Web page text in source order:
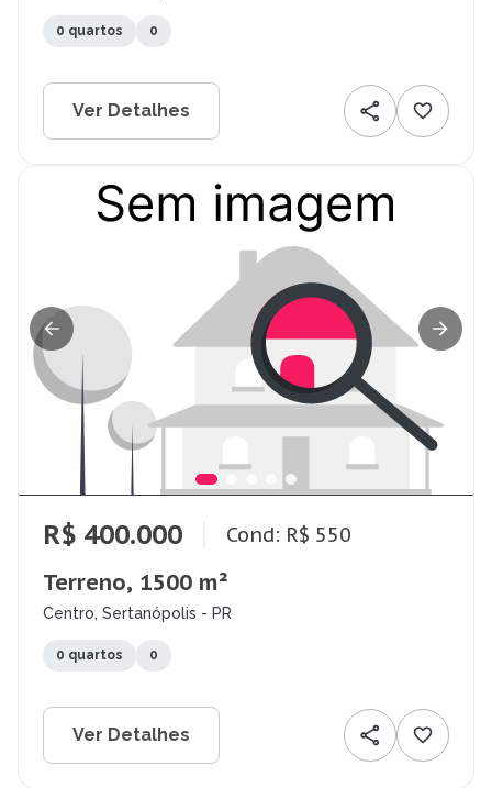
0 quartos 0
Ver Detalhes
R$ 400.000 Cond: R$ 550
Terreno, 1500 m²
Centro, Sertanópolis - PR
0 quartos 0
Ver Detalhes